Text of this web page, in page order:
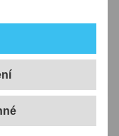
stadionu
čtrnácti
zúčastnily 8.
pohybové
života se rodí už